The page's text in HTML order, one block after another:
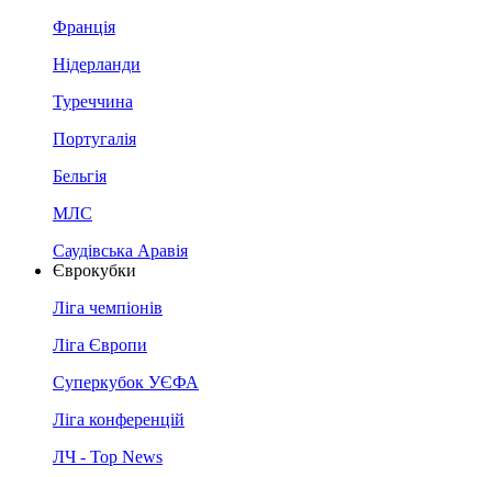
Франція
Нідерланди
Туреччина
Португалія
Бельгія
МЛС
Саудівська Аравія
Єврокубки
Ліга чемпіонів
Ліга Європи
Суперкубок УЄФА
Ліга конференцій
ЛЧ - Top News